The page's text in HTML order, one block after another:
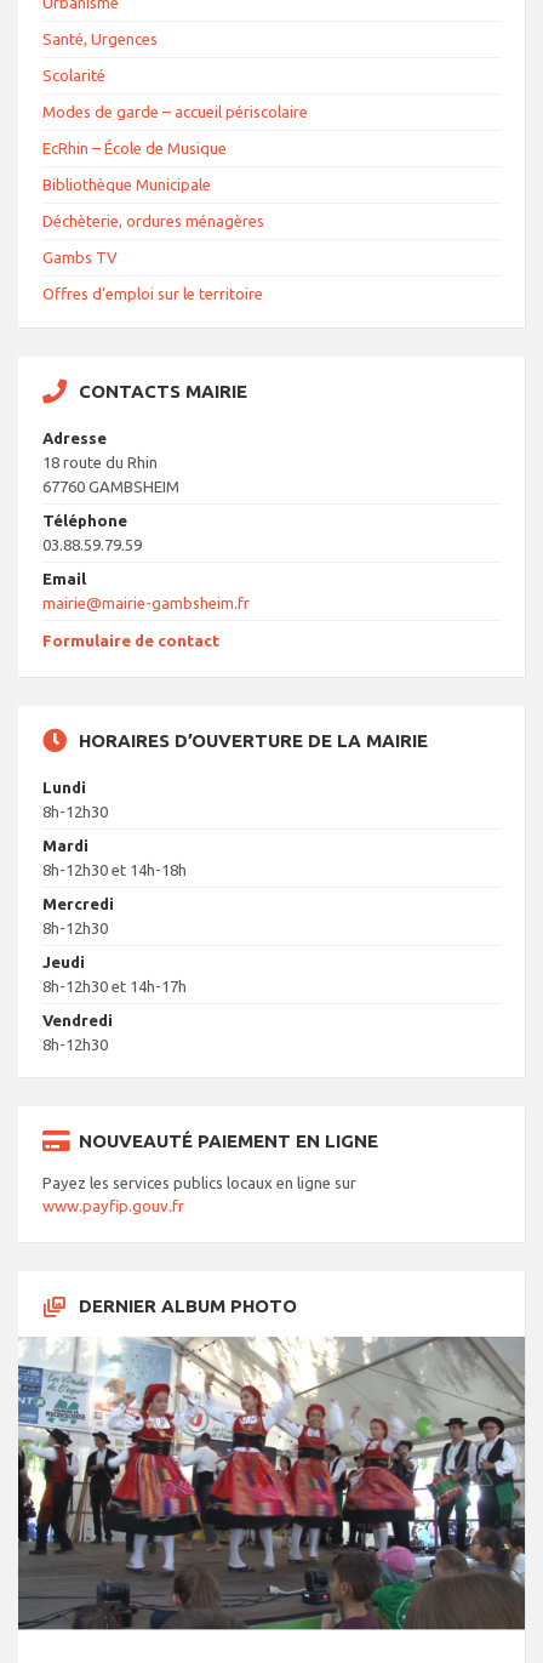
Santé, Urgences
Scolarité
Modes de garde – accueil périscolaire
EcRhin – École de Musique
Bibliothèque Municipale
Déchèterie, ordures ménagères
Gambs TV
Offres d’emploi sur le territoire
CONTACTS MAIRIE
Adresse
18 route du Rhin
67760 GAMBSHEIM
Téléphone
03.88.59.79.59
Email
mairie@mairie-gambsheim.fr
Formulaire de contact
HORAIRES D’OUVERTURE DE LA MAIRIE
Lundi
8h-12h30
Mardi
8h-12h30 et 14h-18h
Mercredi
8h-12h30
Jeudi
8h-12h30 et 14h-17h
Vendredi
8h-12h30
NOUVEAUTÉ PAIEMENT EN LIGNE
Payez les services publics locaux en ligne sur
www.payfip.gouv.fr
DERNIER ALBUM PHOTO